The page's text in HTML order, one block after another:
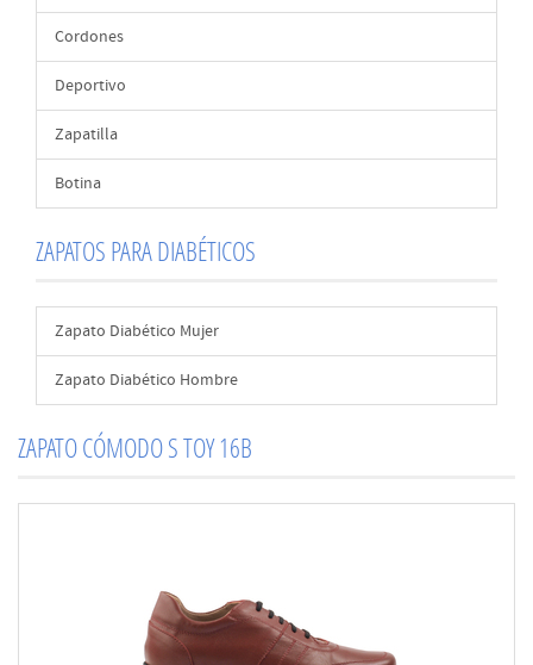
Cordones
Deportivo
Zapatilla
Botina
ZAPATOS PARA DIABÉTICOS
Zapato Diabético Mujer
Zapato Diabético Hombre
ZAPATO CÓMODO S TOY 16B